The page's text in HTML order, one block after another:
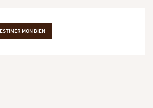
ESTIMER MON BIEN